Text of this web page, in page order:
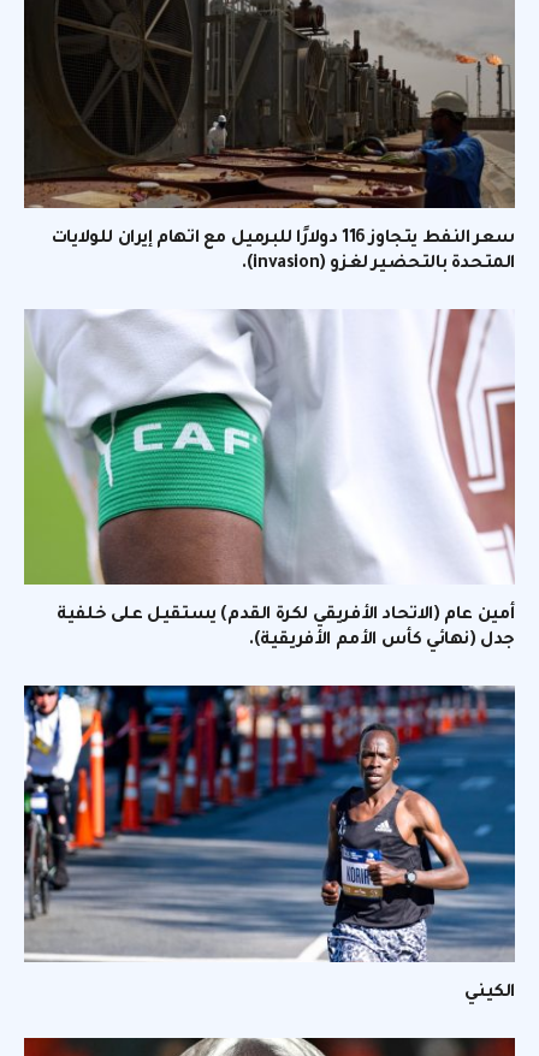
سعر النفط يتجاوز 116 دولارًا للبرميل مع اتهام إيران للولايات
المتحدة بالتحضير لغزو (invasion).
أمين عام (الاتحاد الأفريقي لكرة القدم) يستقيل على خلفية
جدل (نهائي كأس الأمم الأفريقية).
الكيني